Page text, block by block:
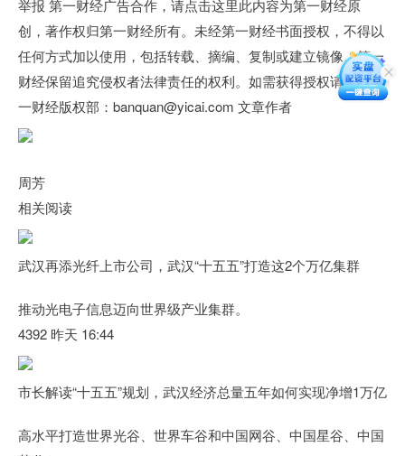
举报 第一财经广告合作，请点击这里此内容为第一财经原
创，著作权归第一财经所有。未经第一财经书面授权，不得以
任何方式加以使用，包括转载、摘编、复制或建立镜像。第一
财经保留追究侵权者法律责任的权利。如需获得授权请联系第
一财经版权部：banquan@yicai.com 文章作者
周芳
相关阅读
武汉再添光纤上市公司，武汉“十五五”打造这2个万亿集群
推动光电子信息迈向世界级产业集群。
4392 昨天 16:44
市长解读“十五五”规划，武汉经济总量五年如何实现净增1万亿
高水平打造世界光谷、世界车谷和中国网谷、中国星谷、中国